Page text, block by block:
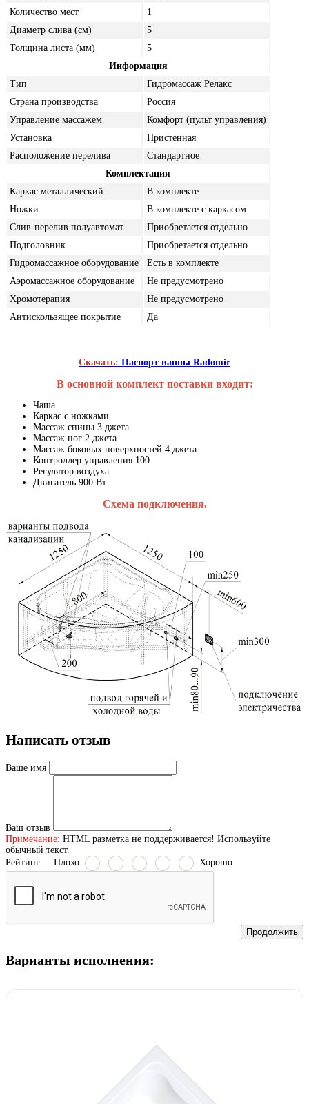
Количество мест
1
Диаметр слива (см)
5
Толщина листа (мм)
5
Информация
Тип
Гидромассаж Релакс
Страна производства
Россия
Управление массажем
Комфорт (пульт управления)
Установка
Пристенная
Расположение перелива
Стандартное
Комплектация
Каркас металлический
В комплекте
Ножки
В комплекте с каркасом
Слив-перелив полуавтомат
Приобретается отдельно
Подголовник
Приобретается отдельно
Гидромассажное оборудование
Есть в комплекте
Аэромассажное оборудование
Не предусмотрено
Хромотерапия
Не предусмотрено
Антискользящее покрытие
Да
Скачать: Паспорт ванны Radomir
В основной комплект поставки входит:
Чаша
Каркас с ножками
Массаж спины 3 джета
Массаж ног 2 джета
Массаж боковых поверхностей 4 джета
Контроллер управления 100
Регулятор воздуха
Двигатель 900 Вт
Схема подключения.
Написать отзыв
Ваше имя
Ваш отзыв
Примечание: HTML разметка не поддерживается! Используйте
обычный текст.
Рейтинг Плохо Хорошо
Продолжить
Варианты исполнения: